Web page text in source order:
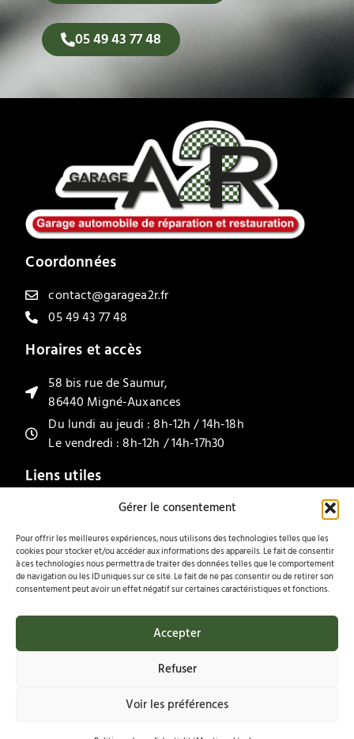
Gérer le consentement
Pour offrir les meilleures expériences, nous utilisons des technologies telles que les
cookies pour stocker et/ou accéder aux informations des appareils. Le fait de consentir
à ces technologies nous permettra de traiter des données telles que le comportement
de navigation ou les ID uniques sur ce site. Le fait de ne pas consentir ou de retirer son
consentement peut avoir un effet négatif sur certaines caractéristiques et fonctions.
Accepter
Refuser
Voir les préférences
05 49 43 77 48
Coordonnées
contact@garagea2r.fr
05 49 43 77 48
Horaires et accès
58 bis rue de Saumur,
86440 Migné-Auxances
Du lundi au jeudi : 8h-12h / 14h-18h
Le vendredi : 8h-12h / 14h-17h30
Liens utiles
Partenaires
Suivi/entretien
Panne
Politique de confidentialité